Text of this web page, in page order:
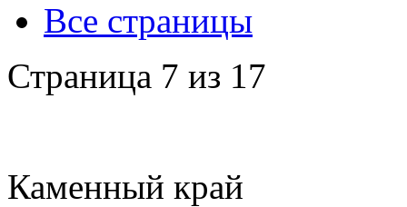
Все страницы
Страница 7 из 17
Каменный край